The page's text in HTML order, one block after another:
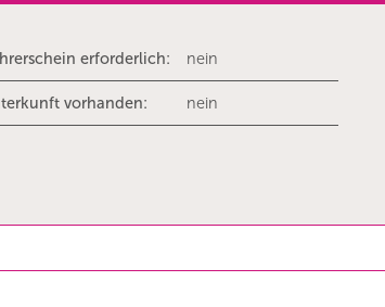
erforderlich: nein
vorhanden: nein